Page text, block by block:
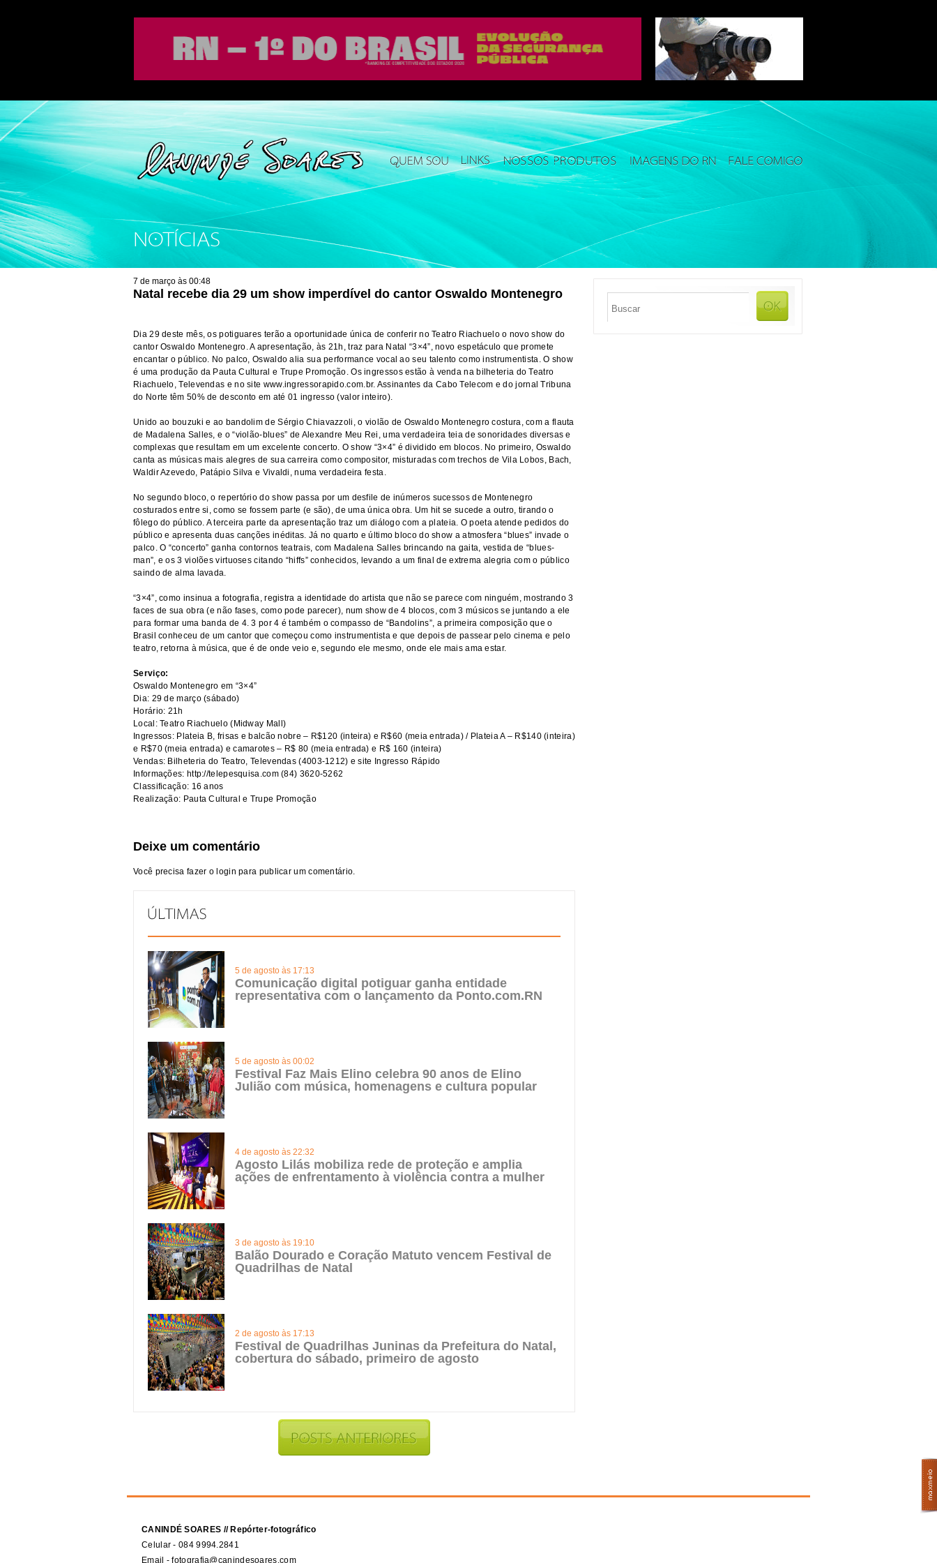
NOTÍCIAS
7 de março às 00:48
Natal recebe dia 29 um show imperdível do cantor Oswaldo Montenegro
Dia 29 deste mês, os potiguares terão a oportunidade única de conferir no Teatro Riachuelo o novo show do
cantor Oswaldo Montenegro. A apresentação, às 21h, traz para Natal “3×4”, novo espetáculo que promete
encantar o público. No palco, Oswaldo alia sua performance vocal ao seu talento como instrumentista. O show
é uma produção da Pauta Cultural e Trupe Promoção. Os ingressos estão à venda na bilheteria do Teatro
Riachuelo, Televendas e no site www.ingressorapido.com.br. Assinantes da Cabo Telecom e do jornal Tribuna
do Norte têm 50% de desconto em até 01 ingresso (valor inteiro).
Unido ao bouzuki e ao bandolim de Sérgio Chiavazzoli, o violão de Oswaldo Montenegro costura, com a flauta
de Madalena Salles, e o “violão-blues” de Alexandre Meu Rei, uma verdadeira teia de sonoridades diversas e
complexas que resultam em um excelente concerto. O show “3×4” é dividido em blocos. No primeiro, Oswaldo
canta as músicas mais alegres de sua carreira como compositor, misturadas com trechos de Vila Lobos, Bach,
Waldir Azevedo, Patápio Silva e Vivaldi, numa verdadeira festa.
No segundo bloco, o repertório do show passa por um desfile de inúmeros sucessos de Montenegro
costurados entre si, como se fossem parte (e são), de uma única obra. Um hit se sucede a outro, tirando o
fôlego do público. A terceira parte da apresentação traz um diálogo com a plateia. O poeta atende pedidos do
público e apresenta duas canções inéditas. Já no quarto e último bloco do show a atmosfera “blues” invade o
palco. O “concerto” ganha contornos teatrais, com Madalena Salles brincando na gaita, vestida de “blues-
man”, e os 3 violões virtuoses citando “hiffs” conhecidos, levando a um final de extrema alegria com o público
saindo de alma lavada.
“3×4”, como insinua a fotografia, registra a identidade do artista que não se parece com ninguém, mostrando 3
faces de sua obra (e não fases, como pode parecer), num show de 4 blocos, com 3 músicos se juntando a ele
para formar uma banda de 4. 3 por 4 é também o compasso de “Bandolins”, a primeira composição que o
Brasil conheceu de um cantor que começou como instrumentista e que depois de passear pelo cinema e pelo
teatro, retorna à música, que é de onde veio e, segundo ele mesmo, onde ele mais ama estar.
Serviço:
Oswaldo Montenegro em “3×4”
Dia: 29 de março (sábado)
Horário: 21h
Local: Teatro Riachuelo (Midway Mall)
Ingressos: Plateia B, frisas e balcão nobre – R$120 (inteira) e R$60 (meia entrada) / Plateia A – R$140 (inteira)
e R$70 (meia entrada) e camarotes – R$ 80 (meia entrada) e R$ 160 (inteira)
Vendas: Bilheteria do Teatro, Televendas (4003-1212) e site Ingresso Rápido
Informações: http://telepesquisa.com (84) 3620-5262
Classificação: 16 anos
Realização: Pauta Cultural e Trupe Promoção
Deixe um comentário
Você precisa fazer o login para publicar um comentário.
5 de agosto às 17:13
Comunicação digital potiguar ganha entidade
representativa com o lançamento da Ponto.com.RN
5 de agosto às 00:02
Festival Faz Mais Elino celebra 90 anos de Elino
Julião com música, homenagens e cultura popular
4 de agosto às 22:32
Agosto Lilás mobiliza rede de proteção e amplia
ações de enfrentamento à violência contra a mulher
3 de agosto às 19:10
Balão Dourado e Coração Matuto vencem Festival de
Quadrilhas de Natal
2 de agosto às 17:13
Festival de Quadrilhas Juninas da Prefeitura do Natal,
cobertura do sábado, primeiro de agosto
CANINDÉ SOARES // Repórter-fotográfico
Celular - 084 9994.2841
Email - fotografia@canindesoares.com